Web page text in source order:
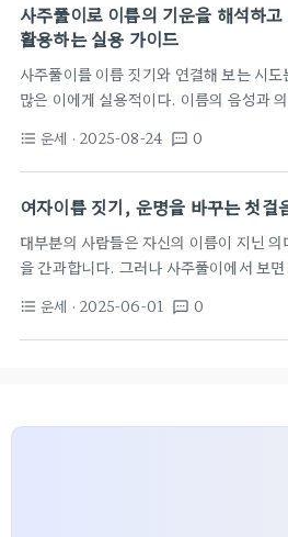
사주풀이로 이름의 기운을 해석하
활용하는 실용 가이드
사주풀이를 이름 짓기와 연결해 보는 시
많은 이에게 실용적이다. 이름의 음성과
른다는 믿음이 있다. 이 글은 그런 관계를
용하는 구체적 방법과 사례를 중심으로
소주제는 실제 적용 가능성을 높이도록 사
연계 사주의 핵심은 태어난 시점의 천간과
탕으로 오행의 균형과 음양의 흐름을 파악
다. 아이의 사주에서 어떤 오행이 강하고
format_list_bulleted 운세 · 2025-08-24 textsms 0
여자이름 짓기, 운명을 바꾸는 첫걸
대부분의 사람들은 자신의 이름이 지닌 의
을 간과합니다. 그러나 사주풀이에서 보면
여자이름짓기는 더욱 중요합니다. 아기 이
으면 운명을 밝게 할 수 있다고 하죠! 여자
format_list_bulleted 운세 · 2025-06-01 textsms 0